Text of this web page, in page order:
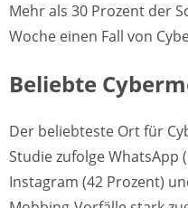
Mehr als 30 Prozent der
Woche einen Fall von
Beliebte
Der beliebteste Ort für
Studie zufolge WhatsApp
Instagram (42 Prozent)